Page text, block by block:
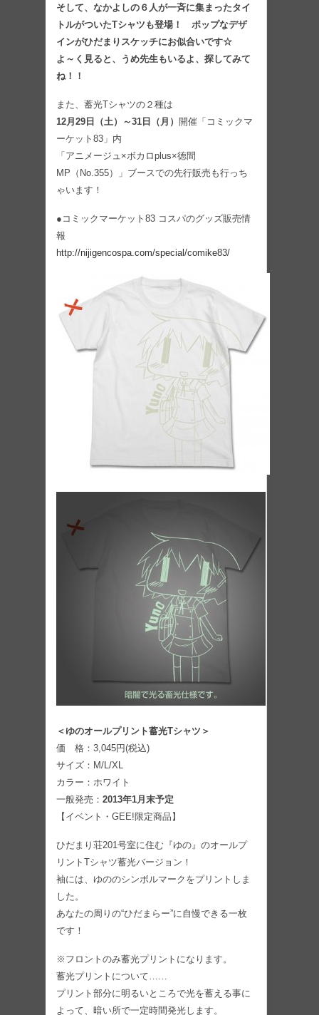
そして、なかよしの６人が一斉に集まったタイ
トルがついたTシャツも登場！ ポップなデザ
インがひだまりスケッチにお似合いです☆
よ～く見ると、うめ先生もいるよ、探してみて
ね！！
また、蓄光Tシャツの２種は
12月29日（土）～31日（月） 開催「コミックマ
ーケット83」内
「アニメージュ×ボカロplus×徳間
MP（No.355）」ブースでの先行販売も行っち
ゃいます！
●コミックマーケット83 コスパのグッズ販売情
報
http://nijigencospa.com/special/comike83/
＜ゆのオールプリント蓄光Tシャツ＞
価 格：3,045円(税込)
サイズ：M/L/XL
カラー：ホワイト
一般発売： 2013年1月末予定
【イベント・GEE!限定商品】
ひだまり荘201号室に住む『ゆの』のオールプ
リントTシャツ蓄光バージョン！
袖には、ゆののシンボルマークをプリントしま
した。
あなたの周りの“ひだまらー”に自慢できる一枚
です！
※フロントのみ蓄光プリントになります。
蓄光プリントについて……
プリント部分に明るいところで光を蓄える事に
よって、暗い所で一定時間発光します。